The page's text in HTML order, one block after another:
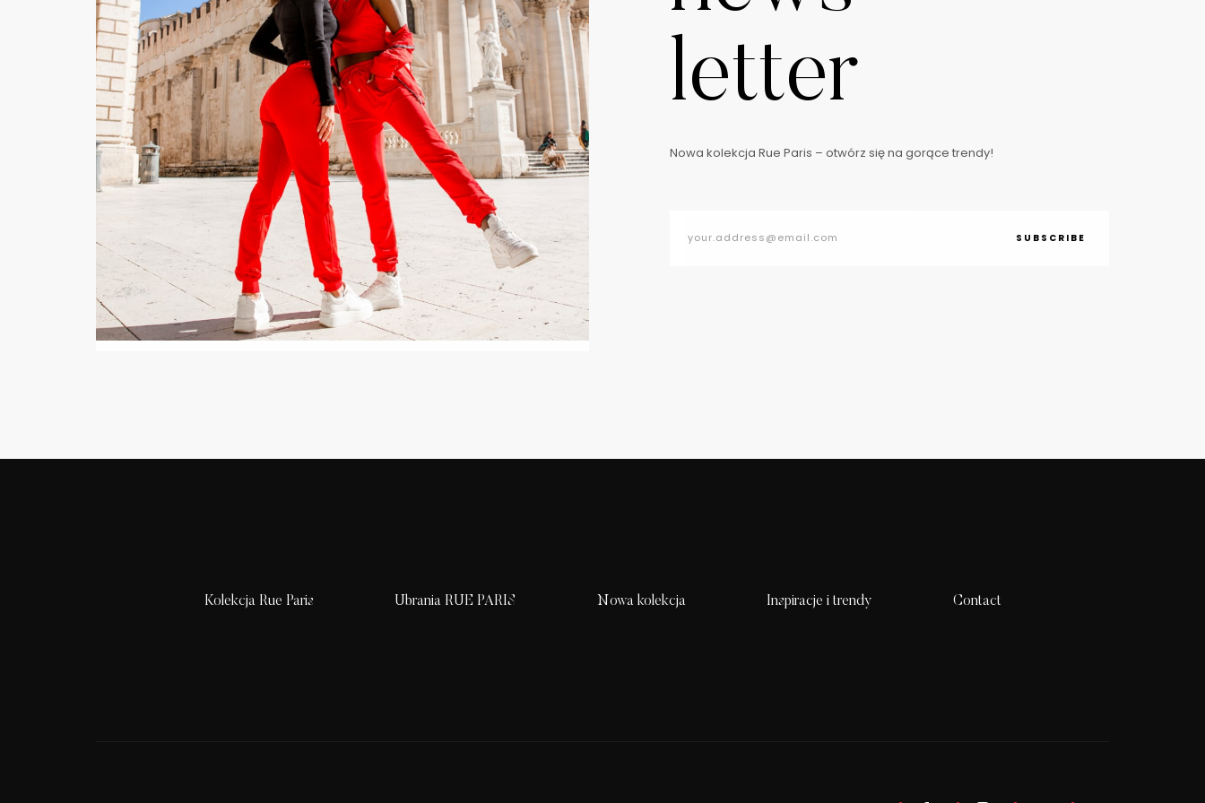
letter
Nowa kolekcja Rue Paris – otwórz się na gorące trendy!
SUBSCRIBE
Kolekcja Rue Paris Ubrania RUE PARIS Nowa kolekcja Inspiracje i trendy Contact